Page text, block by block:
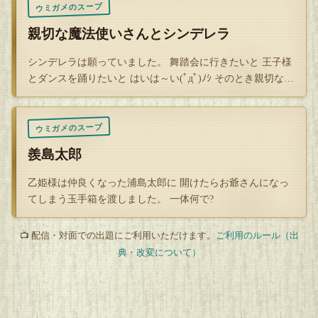
ウミガメのスープ
親切な魔法使いさんとシンデレラ
シンデレラは願っていました。 舞踏会に行きたいと 王子様
とダンスを踊りたいと はいは～い(ﾟдﾟ)ﾉｼ そのとき親切な
魔…
ウミガメのスープ
羨島太郎
乙姫様は仲良くなった浦島太郎に 開けたらお爺さんになっ
てしまう玉手箱を渡しました。 一体何で?
📺 配信・対面での出題にご利用いただけます。
ご利用のルール（出
典・改変について）